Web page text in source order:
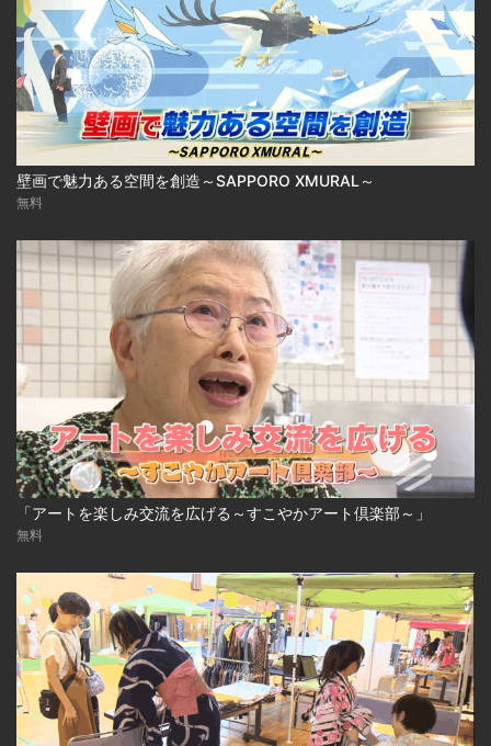
壁画で魅力ある空間を創造～SAPPORO XMURAL～
無料
「アートを楽しみ交流を広げる～すこやかアート倶楽部～」
無料